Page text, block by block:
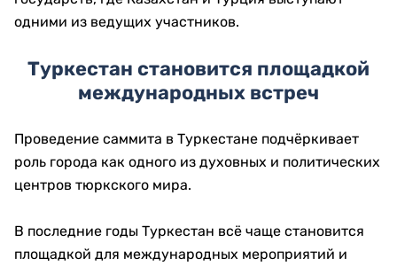
одними из ведущих участников.
Туркестан становится площадкой
международных встреч
Проведение саммита в Туркестане подчёркивает
роль города как одного из духовных и политических
центров тюркского мира.
В последние годы Туркестан всё чаще становится
площадкой для международных мероприятий и